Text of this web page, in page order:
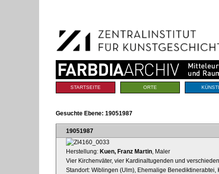
Navigation
Sektionen
STARTSEITE ORTE
Gesuchte Ebene: 19051987
19051987
Herstellung: Kuen, Franz Martin , Maler
Vier Kirchenväter, vier Kardinaltugenden und
Standort: Wiblingen (Ulm), Ehemalige Benediktinerabtei,